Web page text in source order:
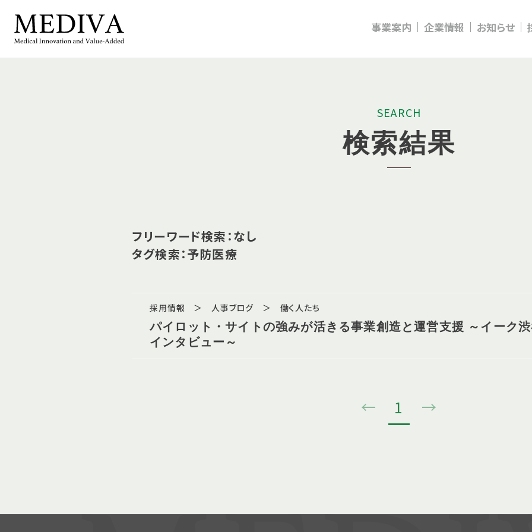
事業案内 企業情報 お知らせ
SEARCH
検索結果
フリーワード検索：なし
タグ検索：予防医療
採用情報 ＞ 人事ブログ ＞ 働く人たち
パイロット・サイトの強みが活きる事業創造と運営支援 ～イーク
インタビュー～
← 1 →